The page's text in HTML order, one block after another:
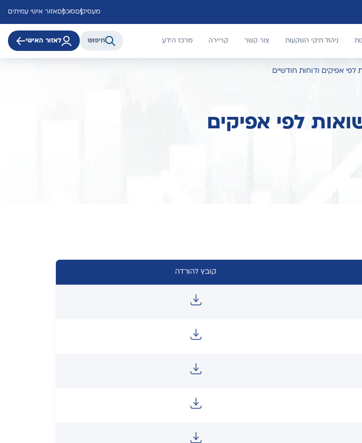
מעסיקים סוכנים אזור אישי עמיתים
ניהול תיקי השקעות צור קשר קריירה מרכז הידע חיפוש לאזור האישי
לפי אפיקים ודוחות חודשיים
לפי אפיקים
קובץ להורדה